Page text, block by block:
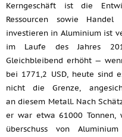
Kerngeschäft ist die
Ressourcen sowie
investieren in Aluminium ist
im Laufe des Jahres
Gleichbleibend erhöht —
bei 1771,2 USD, heute sind
nicht die Grenze,
an diesem Metall. Nach
er war etwa 61000
überschuss von